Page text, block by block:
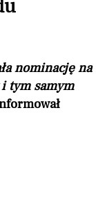
nominację na
tym samym